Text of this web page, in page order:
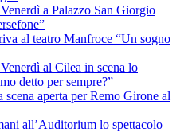
a Palazzo San Giorgio
al teatro Manfroce “Un sogno
al Cilea in scena lo
detto per sempre?”
aperta per Remo Girone al
all’Auditorium lo spettacolo